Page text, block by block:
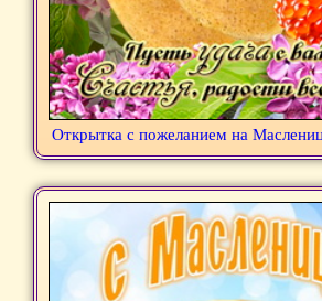
Открытка с пожеланием на